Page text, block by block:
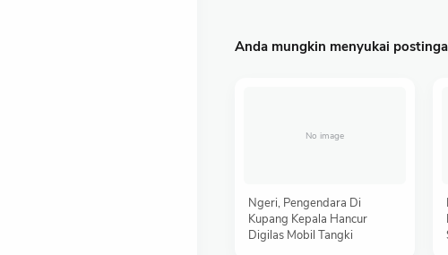
Anda mungkin menyukai
Ngeri, Pengendara Di
Kupang Kepala Hancur
Digilas Mobil Tangki